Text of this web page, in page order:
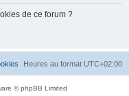
de ce forum ?
Heures au format UTC+02:00
© phpBB Limited